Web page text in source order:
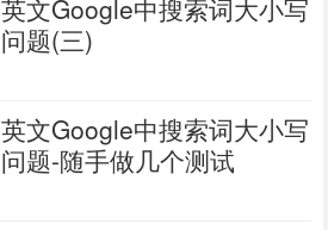
英文Google中搜索词大小写
问题(三)
英文Google中搜索词大小写
问题-随手做几个测试